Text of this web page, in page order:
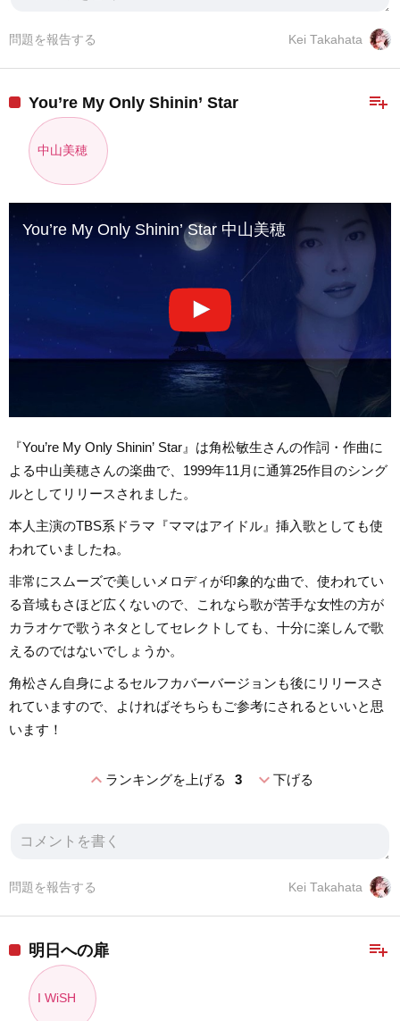
Kei Takahata
問題を報告する
playlist_add
You’re My Only Shinin’ Star
中山美穂
You’re My Only Shinin’ Star 中山美穂
『You’re My Only Shinin’ Star』は角松敏生さんの作詞・作曲に
よる中山美穂さんの楽曲で、1999年11月に通算25作目のシング
ルとしてリリースされました。
本人主演のTBS系ドラマ『ママはアイドル』挿入歌としても使
われていましたね。
非常にスムーズで美しいメロディが印象的な曲で、使われてい
る音域もさほど広くないので、これなら歌が苦手な女性の方が
カラオケで歌うネタとしてセレクトしても、十分に楽しんで歌
えるのではないでしょうか。
角松さん自身によるセルフカバーバージョンも後にリリースさ
れていますので、よければそちらもご参考にされるといいと思
います！
expand_lessランキングを上げる 3 expand_more下げる
Kei Takahata
問題を報告する
playlist_add
明日への扉
I WiSH